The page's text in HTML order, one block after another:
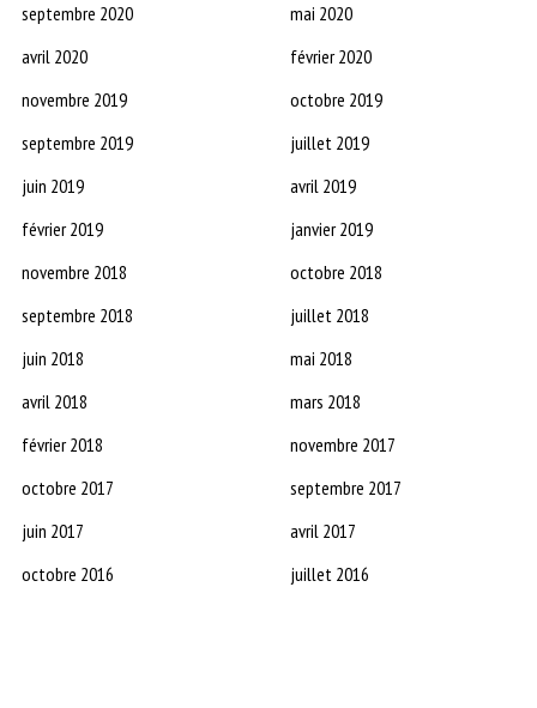
septembre 2020
mai 2020
avril 2020
février 2020
novembre 2019
octobre 2019
septembre 2019
juillet 2019
juin 2019
avril 2019
février 2019
janvier 2019
novembre 2018
octobre 2018
septembre 2018
juillet 2018
juin 2018
mai 2018
avril 2018
mars 2018
février 2018
novembre 2017
octobre 2017
septembre 2017
juin 2017
avril 2017
octobre 2016
juillet 2016